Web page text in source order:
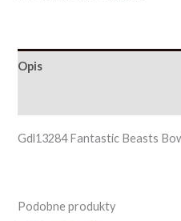
Opis
Gdl13284 Fantastic Beasts
Podobne produkty